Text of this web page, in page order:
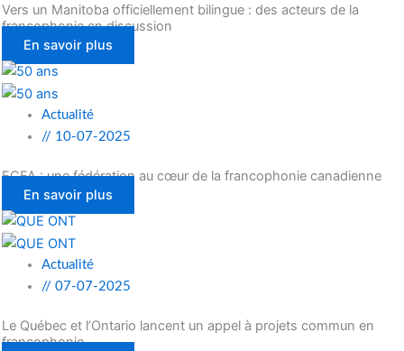
Vers un Manitoba officiellement bilingue : des acteurs de la
francophonie en discussion
En savoir plus
Actualité
// 10-07-2025
FCFA : une fédération au cœur de la francophonie canadienne
En savoir plus
Actualité
// 07-07-2025
Le Québec et l’Ontario lancent un appel à projets commun en
francophonie